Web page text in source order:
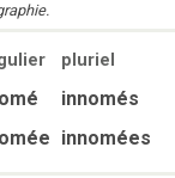
pluriel
innomés
innomées